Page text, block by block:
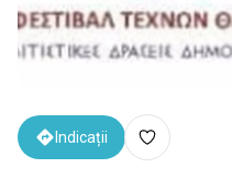
Indicații